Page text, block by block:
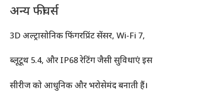
अन्य फीचर्स
3D अल्ट्रासोनिक फिंगरप्रिंट सेंसर, Wi-Fi 7,
ब्लूटूथ 5.4, और IP68 रेटिंग जैसी सुविधाएं इस
सीरीज को आधुनिक और भरोसेमंद बनाती हैं।